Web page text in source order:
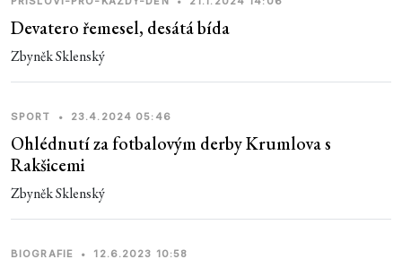
Devatero řemesel, desátá bída
Zbyněk Sklenský
SPORT • 23.4.2024 05:46
Ohlédnutí za fotbalovým derby Krumlova s
Rakšicemi
Zbyněk Sklenský
BIOGRAFIE • 12.6.2023 10:58